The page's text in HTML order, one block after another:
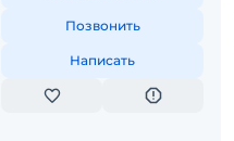
Позвонить
Написать